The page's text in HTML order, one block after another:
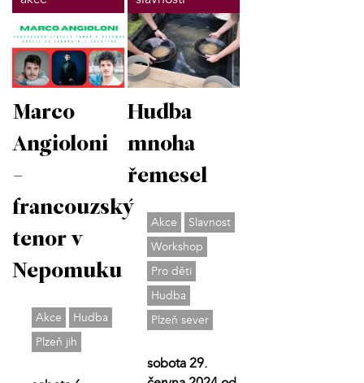
Marco
Angioloni
-
francouzský
tenor v
Nepomuku
Akce
Hudba
Plzeň jih
Hudba
mnoha
řemesel
Akce
Slavnost
Workshop
Pro děti
Hudba
Plzeň sever
sobota 29.